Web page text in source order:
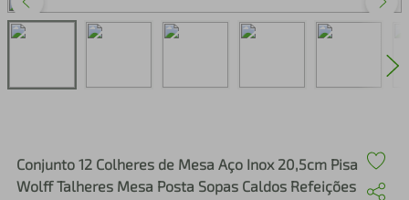
Conjunto 12 Colheres de Mesa Aço Inox 20,5cm Pisa
Wolff Talheres Mesa Posta Sopas Caldos Refeições
3º perfume